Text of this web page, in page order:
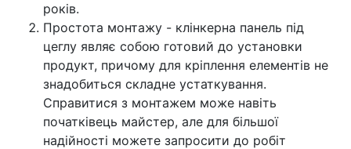
років.
Простота монтажу - клінкерна панель під
цеглу являє собою готовий до установки
продукт, причому для кріплення елементів не
знадобиться складне устаткування.
Справитися з монтажем може навіть
початківець майстер, але для більшої
надійності можете запросити до робіт